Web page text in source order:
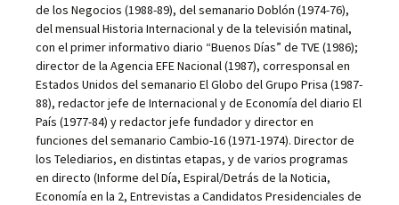
de los Negocios (1988-89), del semanario Doblón (1974-76),
del mensual Historia Internacional y de la televisión matinal,
con el primer informativo diario “Buenos Días” de TVE (1986);
director de la Agencia EFE Nacional (1987), corresponsal en
Estados Unidos del semanario El Globo del Grupo Prisa (1987-
88), redactor jefe de Internacional y de Economía del diario El
País (1977-84) y redactor jefe fundador y director en
funciones del semanario Cambio-16 (1971-1974). Director de
los Telediarios, en distintas etapas, y de varios programas
en directo (Informe del Día, Espiral/Detrás de la Noticia,
Economía en la 2, Entrevistas a Candidatos Presidenciales de